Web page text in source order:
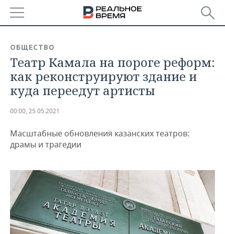
БАШКОРТОСТАН
ТАТАРСТАН
НОВОСТИ
АНАЛИТИКА
ДЕКЛАРАЦИИ О ДОХОДАХ
КОРОЛИ ГОСЗАКАЗА ПФО
ВУЗЫ ТАТАРСТАНА
КОМУ ПРИНАДЛЕЖАТ
ТОРГОВЫЕ ЦЕНТРЫ
ТАТАРСТАНА
НОВОСТИ ЭКОНОМИКИ
ФИНАНСЫ
БАНКИ
БЮДЖЕТ
ИНВЕСТИЦИИ
ПРОМЫШЛЕННОСТЬ
НОВОСТИ
АГРОПРОМ
МАШИНОСТРОЕНИЕ
НЕФТЕХИМИЯ
НЕДВИЖИМОСТЬ
НОВОСТИ НЕДВИЖИМОСТИ
АВТО
НОВОСТИ АВТО
БИЗНЕС
НОВОСТИ БИЗНЕСА
ТЕХНОЛОГИИ
ОБЩЕСТВО
Театр Камала на пороге реформ:
как реконструируют здание и
куда переедут артисты
00:00, 25.05.2021
Масштабные обновления казанских театров:
драмы и трагедии